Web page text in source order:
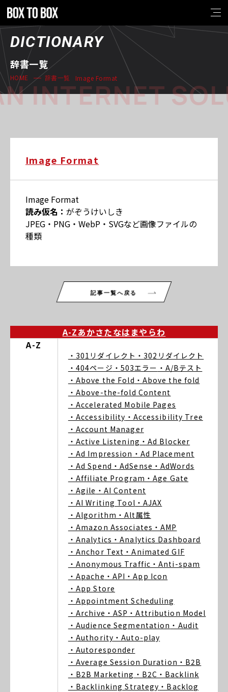
DICTIONARY
辞書一覧
HOME 辞書一覧 Image Format
INTERNET
Image Format
Image Format
読み仮名： がぞうけいしき
JPEG・PNG・WebP・SVGなど画像ファイルの
種類
記事一覧へ戻る
A-Zあかさたなは まや らわ
A-Z
・301リダイレクト ・302リダイレクト
・404ページ ・503エラー ・A/Bテスト
・Above the Fold ・Above the fold
・Above-the-fold Content
・Accelerated Mobile Pages
・Accessibility ・Accessibility Tree
・Account Manager
・Active Listening ・Ad Blocker
・Ad Impression ・Ad Placement
・Ad Spend ・AdSense ・AdWords
・Affiliate Program ・Age Gate
・Agile ・AI Content
・AI Writing Tool ・AJAX
・Algorithm ・Alt属性
・Amazon Associates ・AMP
・Analytics ・Analytics Dashboard
・Anchor Text ・Animated GIF
・Anonymous Traffic ・Anti-spam
・Apache ・API ・App Icon
・App Store
・Appointment Scheduling
・Archive ・ASP ・Attribution Model
・Audience Segmentation ・Audit
・Authority ・Auto-play
・Autoresponder
・Average Session Duration ・B2B
・B2B Marketing ・B2C ・Backlink
・Backlinking Strategy ・Backlog